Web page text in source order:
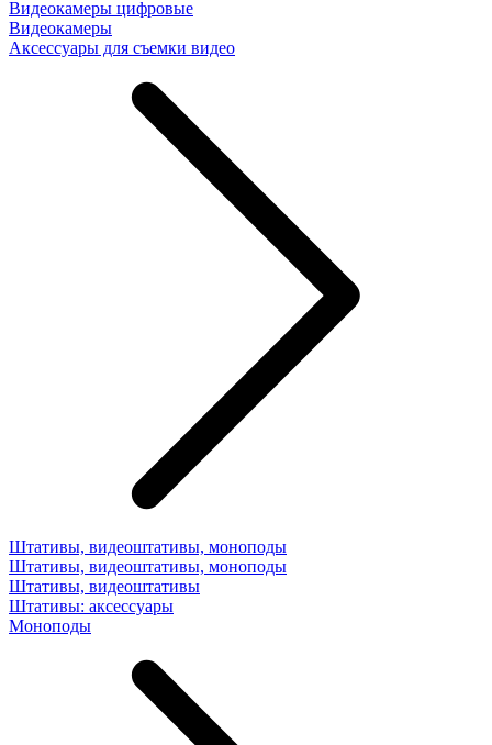
Видеокамеры цифровые
Видеокамеры
Аксессуары для съемки видео
Штативы, видеоштативы, моноподы
Штативы, видеоштативы, моноподы
Штативы, видеоштативы
Штативы: аксессуары
Моноподы